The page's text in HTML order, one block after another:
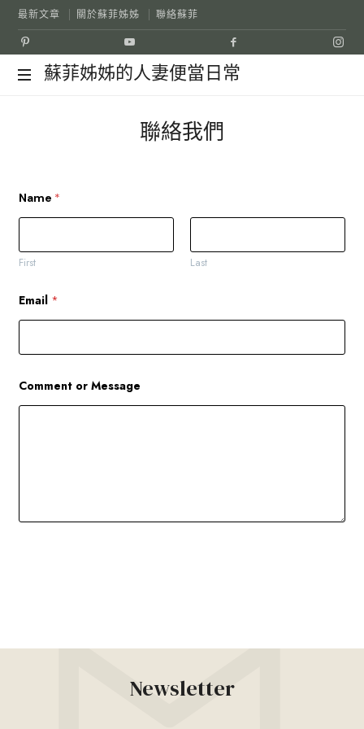
最新文章 關於蘇菲姊姊 聯絡蘇菲
蘇
姊
妻
便
蘇菲姊姊的人妻便當日常
聯絡我們
Name *
First Last
Email *
Comment or Message
Newsletter